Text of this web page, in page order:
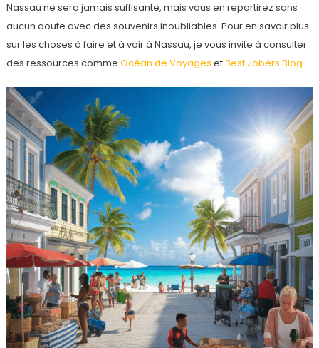
Nassau ne sera jamais suffisante, mais vous en repartirez sans
aucun doute avec des souvenirs inoubliables. Pour en savoir plus
sur les choses à faire et à voir à Nassau, je vous invite à consulter
des ressources comme Océan de Voyages etBest Jobers Blog.